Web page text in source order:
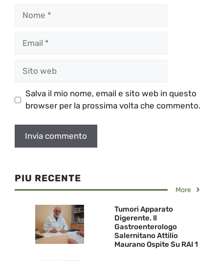
Salva il mio nome, email e sito web in questo
browser per la prossima volta che commento.
PIU RECENTE
More
Tumori Apparato
Digerente. Il
Gastroenterologo
Salernitano Attilio
Maurano Ospite Su RAI 1